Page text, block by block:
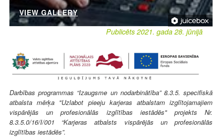
VIEW GALLERY
Publicēts 2021. gada 28. jūnijā
Darbības programmas “Izaugsme un nodarbinātība” 8.3.5. specifiskā
atbalsta mērķa "Uzlabot pieeju karjeras atbalstam izglītojamajiem
vispārējās un profesionālās izglītības iestādēs" projekts Nr.
8.3.5.0/16/I/001 “Karjeras atbalsts vispārējās un profesionālās
izglītības iestādēs”.